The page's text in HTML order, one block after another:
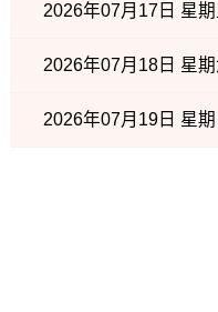
2026年07月17日 星期
2026年07月18日 星期
2026年07月19日 星期